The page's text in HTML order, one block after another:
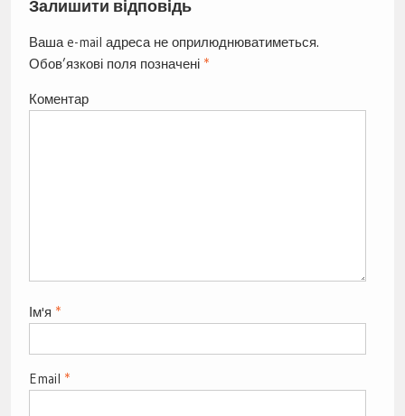
Залишити відповідь
Ваша e-mail адреса не оприлюднюватиметься.
Обов’язкові поля позначені *
Коментар
Ім'я *
Email *